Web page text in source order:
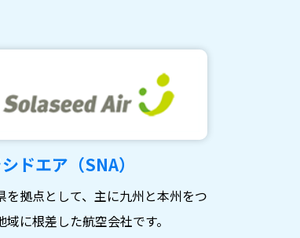
ドエア（SNA）
を拠点として、主に九州と本州をつ
域に根差した航空会社です。